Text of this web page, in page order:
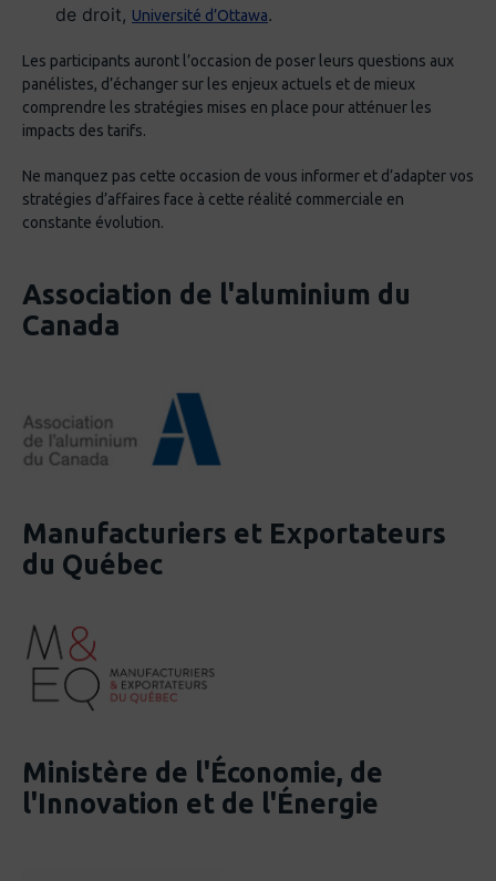
de droit, Université d’Ottawa.
Les participants auront l’occasion de poser leurs questions aux
panélistes, d’échanger sur les enjeux actuels et de mieux
comprendre les stratégies mises en place pour atténuer les
impacts des tarifs.
Ne manquez pas cette occasion de vous informer et d’adapter vos
stratégies d’affaires face à cette réalité commerciale en
constante évolution.
Association de l'aluminium du
Canada
Manufacturiers et Exportateurs
du Québec
Ministère de l'Économie, de
l'Innovation et de l'Énergie